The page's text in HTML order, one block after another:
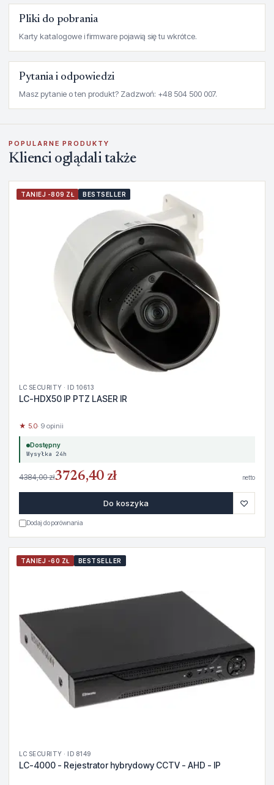
Pliki do pobrania
Karty katalogowe i firmware pojawią się tu wkrótce.
Pytania i odpowiedzi
Masz pytanie o ten produkt? Zadzwoń: +48 504 500 007.
POPULARNE PRODUKTY
Klienci oglądali także
TANIEJ -809 ZŁ BESTSELLER
LC SECURITY · ID 10613
LC-HDX50 IP PTZ LASER IR
★ 5.0· 9 opinii
Dostępny
Wysyłka 24h
4384,00 zł3726,40 zł netto
Do koszyka ♡
Dodaj do porównania
TANIEJ -60 ZŁ BESTSELLER
LC SECURITY · ID 8149
LC-4000 - Rejestrator hybrydowy CCTV - AHD - IP